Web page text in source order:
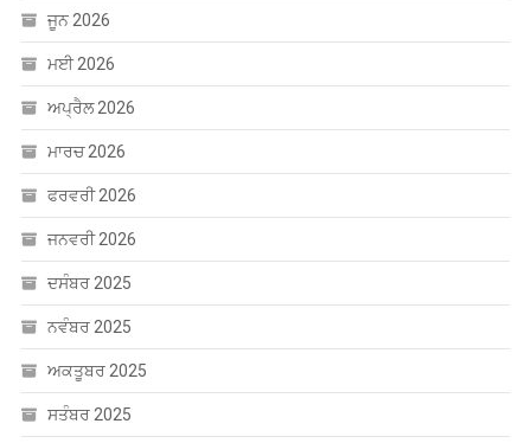
ਮਈ 2026
ਅਪ੍ਰੈਲ 2026
ਮਾਰਚ 2026
ਫਰਵਰੀ 2026
ਜਨਵਰੀ 2026
ਦਸੰਬਰ 2025
ਨਵੰਬਰ 2025
ਅਕਤੂਬਰ 2025
ਸਤੰਬਰ 2025
ਅਗਸਤ 2025